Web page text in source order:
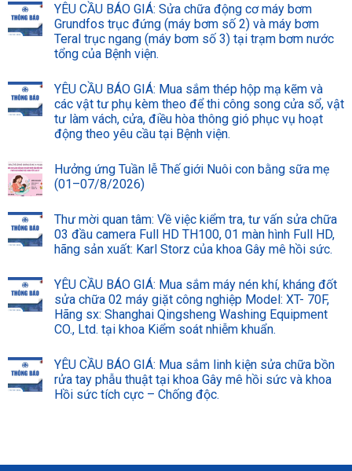
YÊU CẦU BÁO GIÁ: Sửa chữa động cơ máy bơm
Grundfos trục đứng (máy bơm số 2) và máy bơm
Teral trục ngang (máy bơm số 3) tại trạm bơm nước
tổng của Bệnh viện.
YÊU CẦU BÁO GIÁ: Mua sắm thép hộp mạ kẽm và
các vật tư phụ kèm theo để thi công song cửa sổ, vật
tư làm vách, cửa, điều hòa thông gió phục vụ hoạt
động theo yêu cầu tại Bệnh viện.
Hưởng ứng Tuần lễ Thế giới Nuôi con bằng sữa mẹ
(01–07/8/2026)
Thư mời quan tâm: Về việc kiểm tra, tư vấn sửa chữa
03 đầu camera Full HD TH100, 01 màn hình Full HD,
hãng sản xuất: Karl Storz của khoa Gây mê hồi sức.
YÊU CẦU BÁO GIÁ: Mua sắm máy nén khí, kháng đốt
sửa chữa 02 máy giặt công nghiệp Model: XT- 70F,
Hãng sx: Shanghai Qingsheng Washing Equipment
CO., Ltd. tại khoa Kiểm soát nhiễm khuẩn.
YÊU CẦU BÁO GIÁ: Mua sắm linh kiện sửa chữa bồn
rửa tay phẫu thuật tại khoa Gây mê hồi sức và khoa
Hồi sức tích cực – Chống độc.